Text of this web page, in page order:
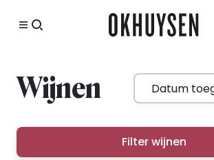
Wijnen
Filter wijnen